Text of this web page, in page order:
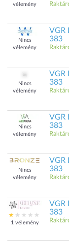
vélemény
Nincs
vélemény
VGR
383
Nincs
vélemény
VGR
383
Nincs
vélemény
VGR
383
Nincs
vélemény
VGR
383
1 vélemény
VGR
383